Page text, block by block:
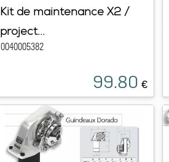
Kit de maintenance X2 /
project...
0040005382
99.80 €